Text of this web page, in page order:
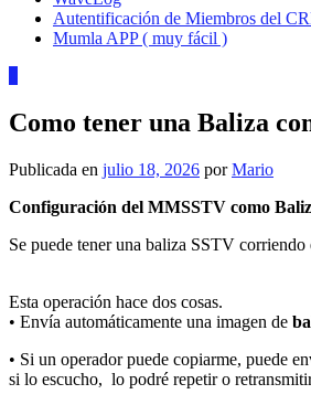
Autentificación de Miembros del
Mumla APP ( muy fácil )
Como tener una Baliza
Publicada en julio 18, 2026 porMario
Configuración del MMSSTV como
Se puede tener una baliza SSTV corriendo
Esta operación hace dos cosas.
• Envía automáticamente una imagen de
• Si un operador puede copiarme, puede
si lo escucho, lo podré repetir o